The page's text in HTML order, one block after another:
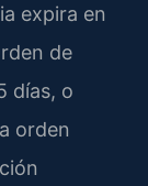
expira en
de
días, o
orden